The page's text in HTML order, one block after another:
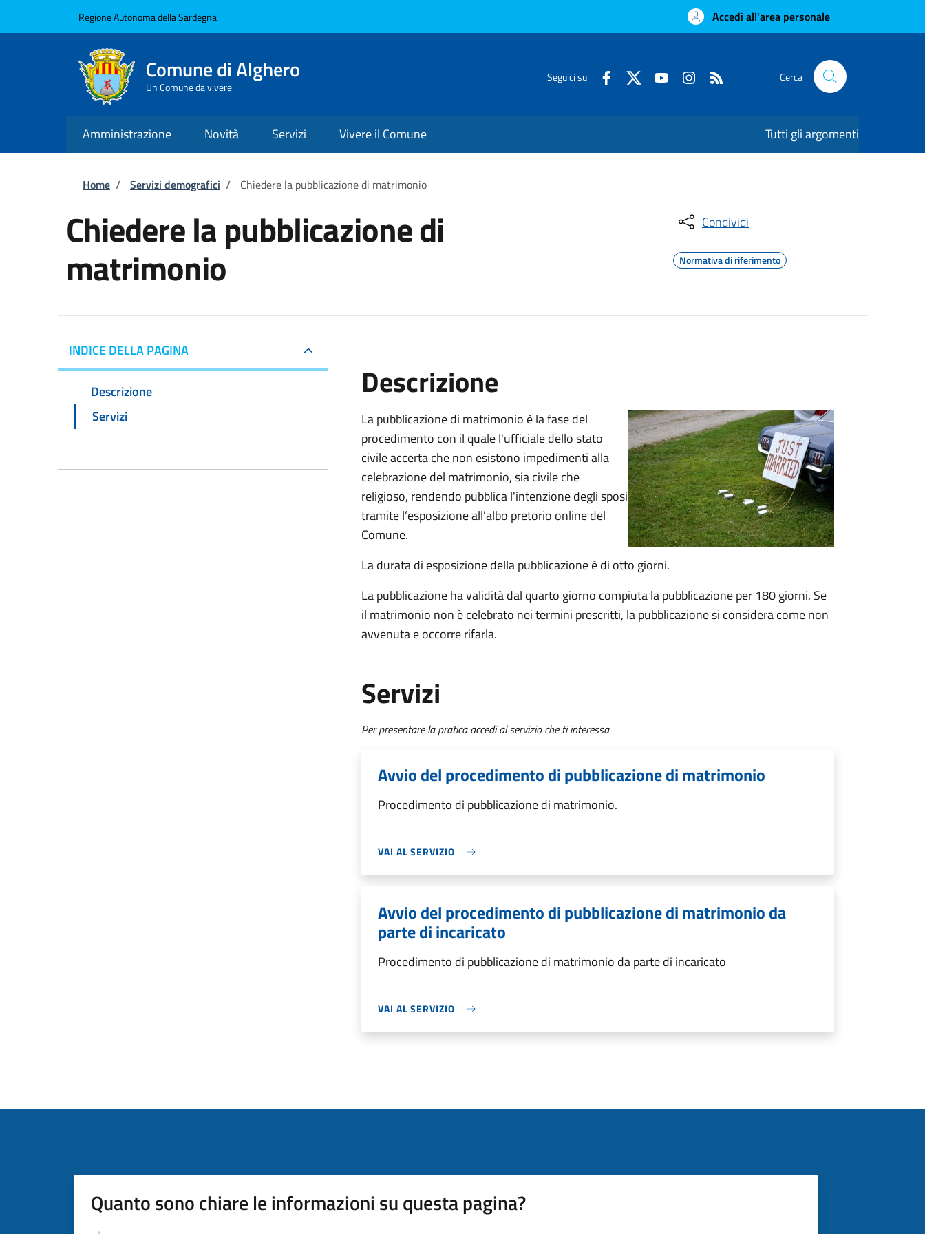
Regione Autonoma della Sardegna Accedi all'area personale
Comune di Alghero
Un Comune da vivere
Seguici su Cerca
Amministrazione Novità Servizi Vivere il Comune Tutti gli argomenti
Briciole di pane
Home / Servizi demografici / Chiedere la pubblicazione di matrimonio
Chiedere la pubblicazione di
matrimonio
Condividi
Normativa di riferimento
INDICE DELLA PAGINA
Descrizione
Servizi
Descrizione
La pubblicazione di matrimonio è la fase del
procedimento con il quale l'ufficiale dello stato
civile accerta che non esistono impedimenti alla
celebrazione del matrimonio, sia civile che
religioso, rendendo pubblica l'intenzione degli sposi
tramite l’esposizione all'albo pretorio online del
Comune.
La durata di esposizione della pubblicazione è di otto giorni.
La pubblicazione ha validità dal quarto giorno compiuta la pubblicazione per 180 giorni. Se
il matrimonio non è celebrato nei termini prescritti, la pubblicazione si considera come non
avvenuta e occorre rifarla.
Servizi
Per presentare la pratica accedi al servizio che ti interessa
Avvio del procedimento di pubblicazione di matrimonio
Procedimento di pubblicazione di matrimonio.
VAI AL SERVIZIO
Avvio del procedimento di pubblicazione di matrimonio da
parte di incaricato
Procedimento di pubblicazione di matrimonio da parte di incaricato
VAI AL SERVIZIO
Quanto sono chiare le informazioni su questa pagina?